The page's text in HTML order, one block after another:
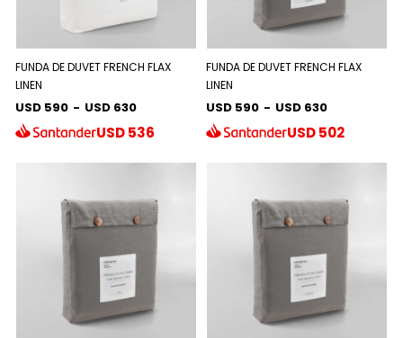
FUNDA DE DUVET FRENCH FLAX
LINEN
USD 590 - USD 630
USD536
FUNDA DE DUVET FRENCH FLAX
LINEN
USD 590 - USD 630
USD502